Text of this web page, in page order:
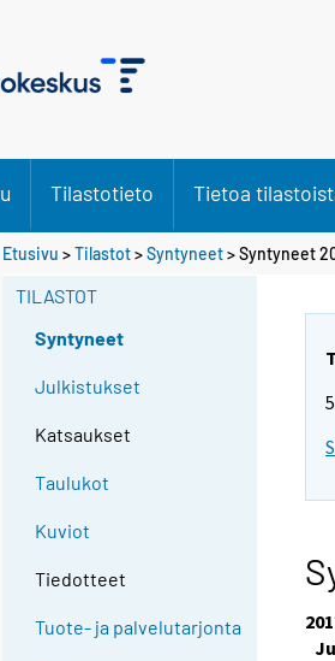
Tilastotieto Tietoa
Etusivu >Tilastot>Syntyneet> Syntyneet
TILASTOT
Syntyneet
Julkistukset
Katsaukset
Taulukot
Kuviot
Tiedotteet
Tuote- ja palvelutarjonta